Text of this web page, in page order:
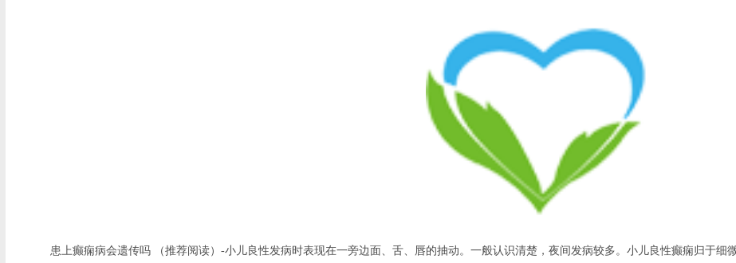
患上癫痫病会遗传吗 （推荐阅读）-小儿良性发病时表现在一旁边面、舌、唇的抽动。一般认识清楚，夜间发病较多。小儿良性癫痫归于细